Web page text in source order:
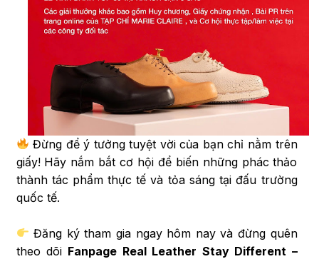
Đừng để ý tưởng tuyệt vời của bạn chỉ nằm trên
giấy! Hãy nắm bắt cơ hội để biến những phác thảo
thành tác phẩm thực tế và tỏa sáng tại đấu trường
quốc tế.
Đăng ký tham gia ngay hôm nay và đừng quên
theo dõi Fanpage Real Leather Stay Different –